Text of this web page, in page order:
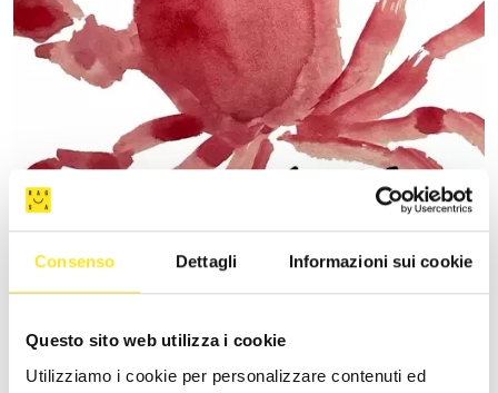
Consenso Dettagli Informazioni sui cookie
Questo sito web utilizza i cookie
Utilizziamo i cookie per personalizzare contenuti ed
4 - 9 AGOSTO 2026
DONNAFUGATA FILM FESTIVAL - XVIII EDIZIONE